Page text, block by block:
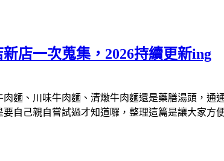
店一次蒐集，2026持續更新ing
麵、川味牛肉麵、清燉牛肉麵還是藥膳湯頭，通
自己親自嘗試過才知道囉，整理這篇是讓大家方